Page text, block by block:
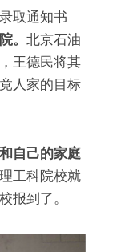
取通知书
。 北京石油
王德民将其
人家的目标
自己的家庭
工科院校就
报到了。